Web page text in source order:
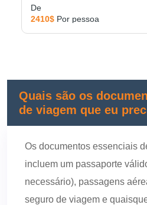
De
2410$ Por pessoa
Quais são os
de viagem que eu
Os documentos essenciais
incluem um passaporte
necessário), passagens
seguro de viagem e